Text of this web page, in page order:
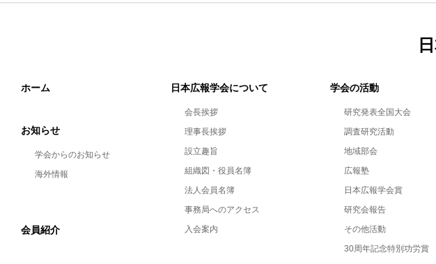
ホーム 日本広報学会について
会長挨拶
理事長挨拶
設立趣旨
組織図・役員名簿
法人会員名簿
事務局へのアクセス
入会案内
学会の活動
研究発表全国大会
調査研究活動
地域部会
広報塾
日本広報学会賞
研究会報告
その他活動
30周年記念特別功労賞
お知らせ
学会からのお知らせ
海外情報
会員紹介